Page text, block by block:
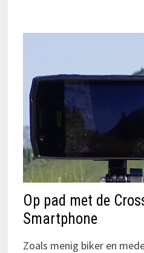
Op pad met de
Smartphone
Zoals menig biker en